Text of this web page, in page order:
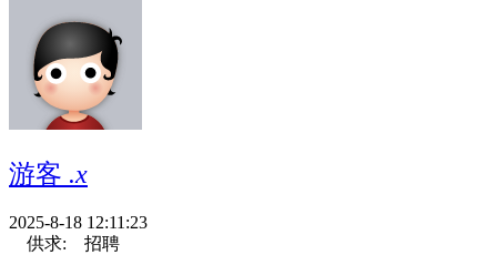
游客 .x
2025-8-18 12:11:23
供求:
招聘